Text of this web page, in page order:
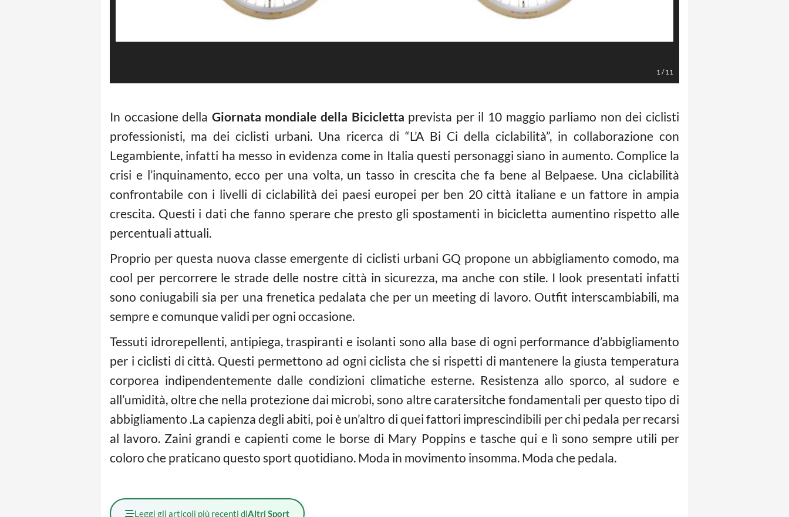
1/11
In occasione della Giornata mondiale della Bicicletta prevista per il 10 maggio parliamo non dei ciclisti
professionisti, ma dei ciclisti urbani. Una ricerca di “L’A Bi Ci della ciclabilità”, in collaborazione con
Legambiente, infatti ha messo in evidenza come in Italia questi personaggi siano in aumento. Complice la
crisi e l’inquinamento, ecco per una volta, un tasso in crescita che fa bene al Belpaese. Una ciclabilità
confrontabile con i livelli di ciclabilità dei paesi europei per ben 20 città italiane e un fattore in ampia
crescita. Questi i dati che fanno sperare che presto gli spostamenti in bicicletta aumentino rispetto alle
percentuali attuali.
Proprio per questa nuova classe emergente di ciclisti urbani GQ propone un abbigliamento comodo, ma
cool per percorrere le strade delle nostre città in sicurezza, ma anche con stile. I look presentati infatti
sono coniugabili sia per una frenetica pedalata che per un meeting di lavoro. Outfit interscambiabili, ma
sempre e comunque validi per ogni occasione.
Tessuti idrorepellenti, antipiega, traspiranti e isolanti sono alla base di ogni performance d’abbigliamento
per i ciclisti di città. Questi permettono ad ogni ciclista che si rispetti di mantenere la giusta temperatura
corporea indipendentemente dalle condizioni climatiche esterne. Resistenza allo sporco, al sudore e
all’umidità, oltre che nella protezione dai microbi, sono altre caratersitche fondamentali per questo tipo di
abbigliamento .La capienza degli abiti, poi è un’altro di quei fattori imprescindibili per chi pedala per recarsi
al lavoro. Zaini grandi e capienti come le borse di Mary Poppins e tasche qui e lì sono sempre utili per
coloro che praticano questo sport quotidiano. Moda in movimento insomma. Moda che pedala.
Leggi gli articoli più recenti diAltri Sport